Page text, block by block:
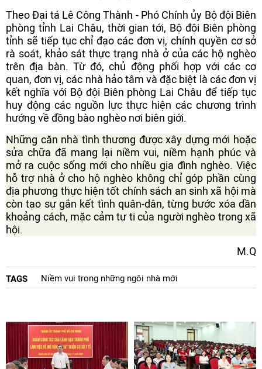
Theo Đại tá Lê Công Thành - Phó Chính ủy Bộ đội Biên
phòng tỉnh Lai Châu, thời gian tới, Bộ đội Biên phòng
tỉnh sẽ tiếp tục chỉ đạo các đơn vị, chính quyền cơ sở
rà soát, khảo sát thực trạng nhà ở của các hộ nghèo
trên địa bàn. Từ đó, chủ động phối hợp với các cơ
quan, đơn vị, các nhà hảo tâm và đặc biệt là các đơn vị
kết nghĩa với Bộ đội Biên phòng Lai Châu để tiếp tục
huy động các nguồn lực thực hiện các chương trình
hướng về đồng bào nghèo nơi biên giới.
Những căn nhà tình thương được xây dựng mới hoặc
sửa chữa đã mang lại niềm vui, niềm hạnh phúc và
mở ra cuộc sống mới cho nhiều gia đình nghèo. Việc
hỗ trợ nhà ở cho hộ nghèo không chỉ góp phần cùng
địa phương thực hiện tốt chính sách an sinh xã hội mà
còn tạo sự gắn kết tình quân-dân, từng bước xóa dần
khoảng cách, mặc cảm tự ti của người nghèo trong xã
hội.
M.Q
TAGS Niềm vui trong những ngôi nhà mới